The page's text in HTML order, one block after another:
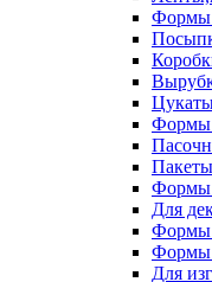
Формы
Формы
Формы
Для
Формы
Формы
Для